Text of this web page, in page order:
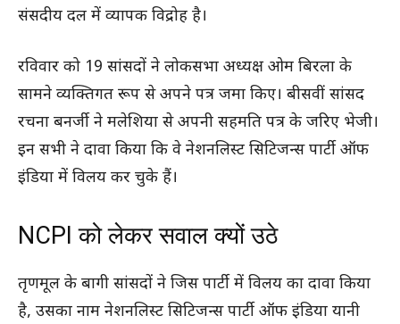
संसदीय दल में व्यापक विद्रोह है।
रविवार को 19 सांसदों ने लोकसभा अध्यक्ष ओम बिरला के
सामने व्यक्तिगत रूप से अपने पत्र जमा किए। बीसवीं सांसद
रचना बनर्जी ने मलेशिया से अपनी सहमति पत्र के जरिए भेजी।
इन सभी ने दावा किया कि वे नेशनलिस्ट सिटिजन्स पार्टी ऑफ
इंडिया में विलय कर चुके हैं।
NCPI को लेकर सवाल क्यों उठे
तृणमूल के बागी सांसदों ने जिस पार्टी में विलय का दावा किया
है, उसका नाम नेशनलिस्ट सिटिजन्स पार्टी ऑफ इंडिया यानी